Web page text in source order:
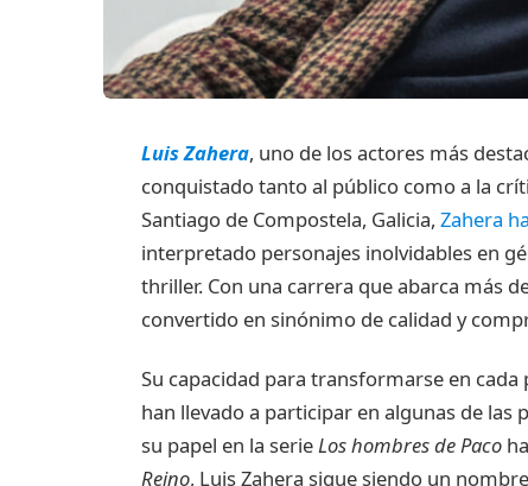
Luis Zahera, uno de los actores más
conquistado tanto al público como a la
Santiago de Compostela, Galicia, Zahera
interpretado personajes inolvidables en
thriller. Con una carrera que abarca más
convertido en sinónimo de calidad y
Su capacidad para transformarse en
han llevado a participar en algunas de las
su papel en la serieLos hombres de Paco
Reino, Luis Zahera sigue siendo un